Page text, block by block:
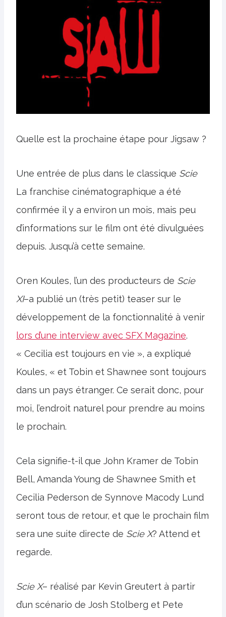
Quelle est la prochaine étape pour Jigsaw ?
Une entrée de plus dans le classique Scie
La franchise cinématographique a été
confirmée il y a environ un mois, mais peu
d’informations sur le film ont été divulguées
depuis. Jusqu’à cette semaine.
Oren Koules, l’un des producteurs de Scie
XI–a publié un (très petit) teaser sur le
développement de la fonctionnalité à venir
lors d’une interview avec SFX Magazine.
« Cecilia est toujours en vie », a expliqué
Koules, « et Tobin et Shawnee sont toujours
dans un pays étranger. Ce serait donc, pour
moi, l’endroit naturel pour prendre au moins
le prochain.
Cela signifie-t-il que John Kramer de Tobin
Bell, Amanda Young de Shawnee Smith et
Cecilia Pederson de Synnove Macody Lund
seront tous de retour, et que le prochain film
sera une suite directe de Scie X? Attend et
regarde.
Scie X– réalisé par Kevin Greutert à partir
d’un scénario de Josh Stolberg et Pete